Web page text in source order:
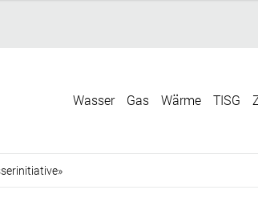
Wasser Gas Wärme TISG